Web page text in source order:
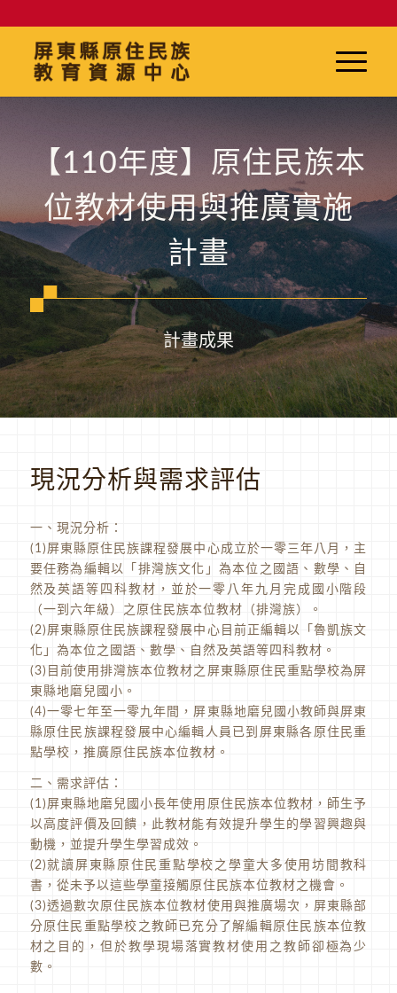
【110年度】原住民族本
位教材使用與推廣實施
計畫
計畫成果
現況分析與需求評估
一、現況分析：
(1)屏東縣原住民族課程發展中心成立於一零三年八月，主
要任務為編輯以「排灣族文化」為本位之國語、數學、自
然及英語等四科教材，並於一零八年九月完成國小階段
（一到六年級）之原住民族本位教材（排灣族）。
(2)屏東縣原住民族課程發展中心目前正編輯以「魯凱族文
化」為本位之國語、數學、自然及英語等四科教材。
(3)目前使用排灣族本位教材之屏東縣原住民重點學校為屏
東縣地磨兒國小。
(4)一零七年至一零九年間，屏東縣地磨兒國小教師與屏東
縣原住民族課程發展中心編輯人員已到屏東縣各原住民重
點學校，推廣原住民族本位教材。
二、需求評估：
(1)屏東縣地磨兒國小長年使用原住民族本位教材，師生予
以高度評價及回饋，此教材能有效提升學生的學習興趣與
動機，並提升學生學習成效。
(2)就讀屏東縣原住民重點學校之學童大多使用坊間教科
書，從未予以這些學童接觸原住民族本位教材之機會。
(3)透過數次原住民族本位教材使用與推廣場次，屏東縣部
分原住民重點學校之教師已充分了解編輯原住民族本位教
材之目的，但於教學現場落實教材使用之教師卻極為少
數。